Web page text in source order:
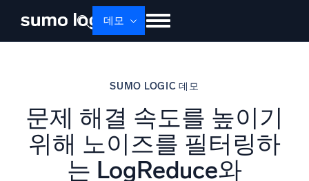
데모
로그인 Free trial
Dojo AI 새로움
멀티에이전트 AI 플랫폼
SUMO LOGIC 데모
문제 해결 속도를 높이기
위해 노이즈를 필터링하
는 LogReduce와